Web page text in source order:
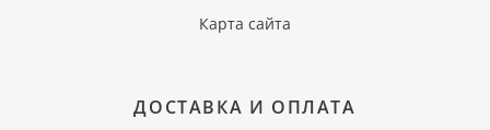
Карта сайта
ДОСТАВКА И ОПЛАТА